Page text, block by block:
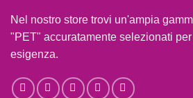
Nel nostro store trovi un'ampia
"PET" accuratamente selezionati
esigenza.